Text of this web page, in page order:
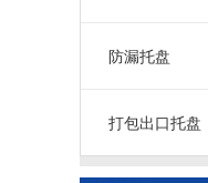
防漏托盘
打包出口托盘